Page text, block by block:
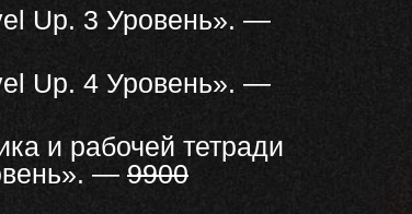
Up. 3 Уровень». —
Up. 4 Уровень». —
и рабочей тетради
— 9900